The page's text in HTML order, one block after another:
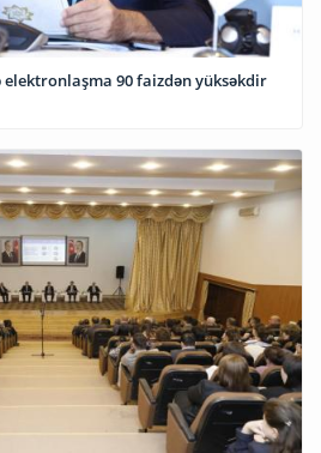
90 faizdən yüksəkdir